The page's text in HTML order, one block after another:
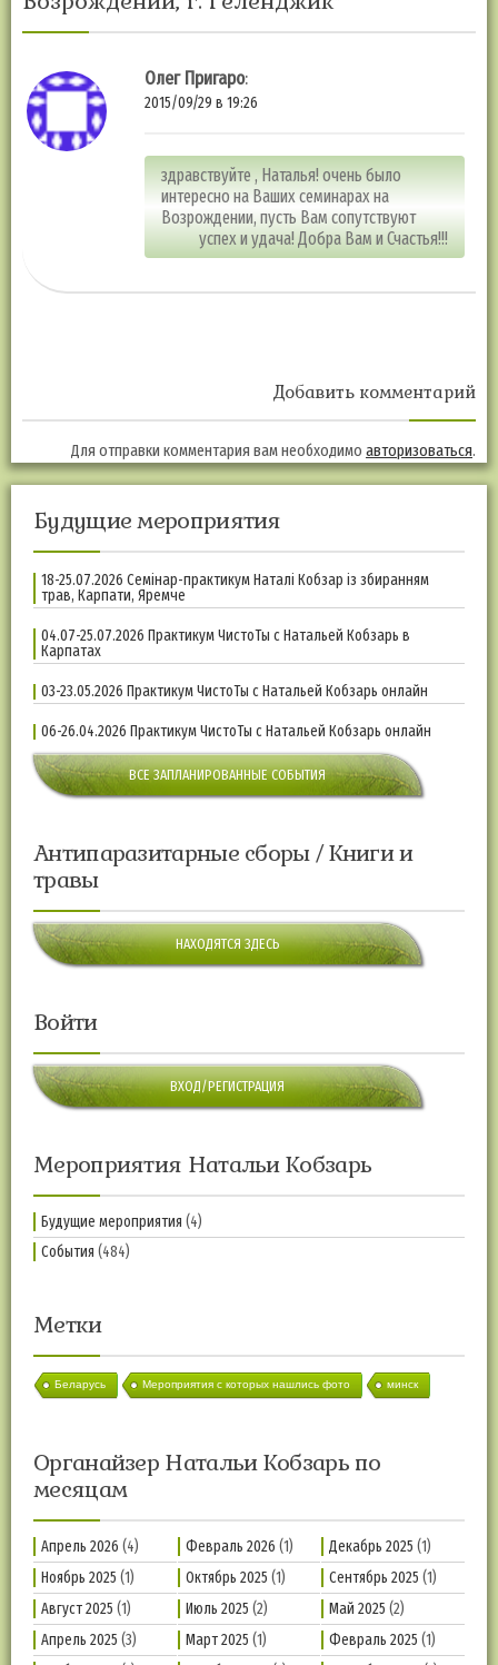
Олег Пригаро:
2015/09/29 в 19:26
здравствуйте , Наталья! очень было
интересно на Ваших семинарах на
Возрождении, пусть Вам сопутствуют
успех и удача! Добра Вам и Счастья!!!
Добавить комментарий
Для отправки комментария вам необходимо авторизоваться.
Будущие мероприятия
18-25.07.2026 Семінар-практикум Наталі Кобзар із збиранням
трав, Карпати, Яремче
04.07-25.07.2026 Практикум ЧистоТы с Натальей Кобзарь в
Карпатах
03-23.05.2026 Практикум ЧистоТы с Натальей Кобзарь онлайн
06-26.04.2026 Практикум ЧистоТы с Натальей Кобзарь онлайн
ВСЕ ЗАПЛАНИРОВАННЫЕ СОБЫТИЯ
Антипаразитарные сборы / Книги и
травы
НАХОДЯТСЯ ЗДЕСЬ
Войти
ВХОД/РЕГИСТРАЦИЯ
Мероприятия Натальи Кобзарь
Будущие мероприятия (4)
События (484)
Метки
Беларусь Мероприятия с которых нашлись фото минск
Органайзер Натальи Кобзарь по
месяцам
Апрель 2026 (4) Февраль 2026 (1) Декабрь 2025 (1)
Ноябрь 2025 (1) Октябрь 2025 (1) Сентябрь 2025 (1)
Август 2025 (1) Июль 2025 (2) Май 2025 (2)
Апрель 2025 (3) Март 2025 (1) Февраль 2025 (1)